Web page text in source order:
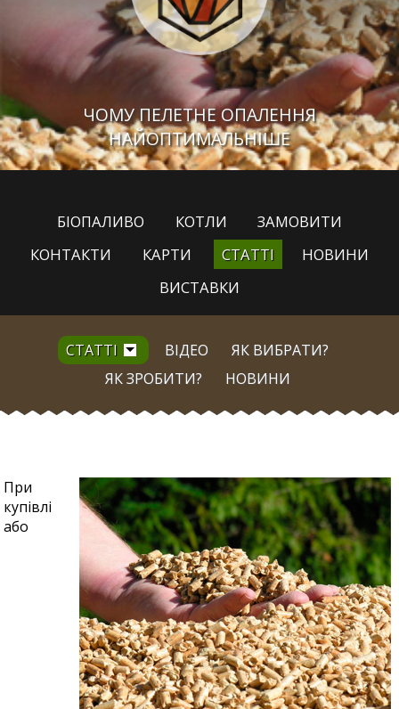
ЧОМУ ПЕЛЕТНЕ ОПАЛЕННЯ
НАЙОПТИМАЛЬНІШЕ
БІОПАЛИВО КОТЛИ
ЗАМОВИТИ
КОНТАКТИ
КАРТИ СТАТТІ
НОВИНИ
ВИСТАВКИ
СТАТТІ ВІДЕО
ЯК ВИБРАТИ?
ЯК ЗРОБИТИ?
НОВИНИ
При
купівлі
або